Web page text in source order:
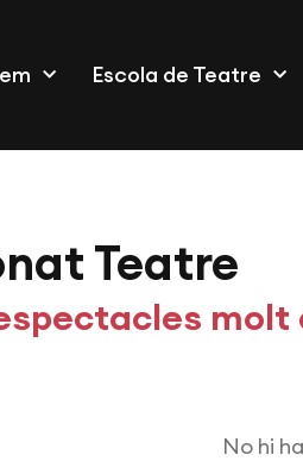
Escola de Teatre
Teatre
No hi